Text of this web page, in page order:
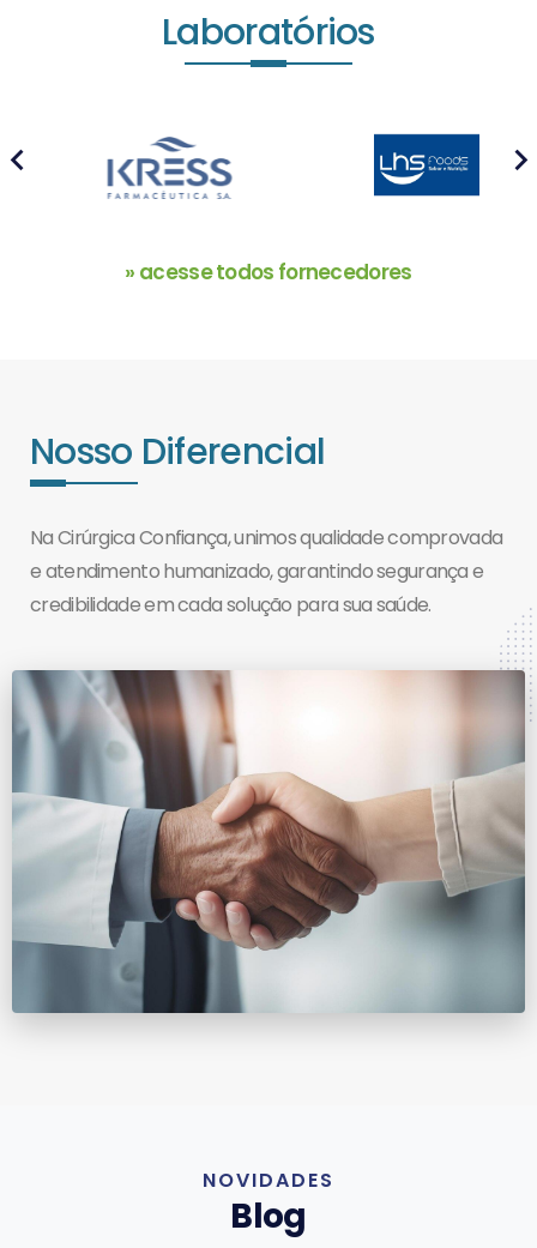
Laboratórios
prev next
» acesse todos fornecedores
Nosso Diferencial
Na Cirúrgica Confiança, unimos qualidade comprovada
e atendimento humanizado, garantindo segurança e
credibilidade em cada solução para sua saúde.
NOVIDADES
Blog